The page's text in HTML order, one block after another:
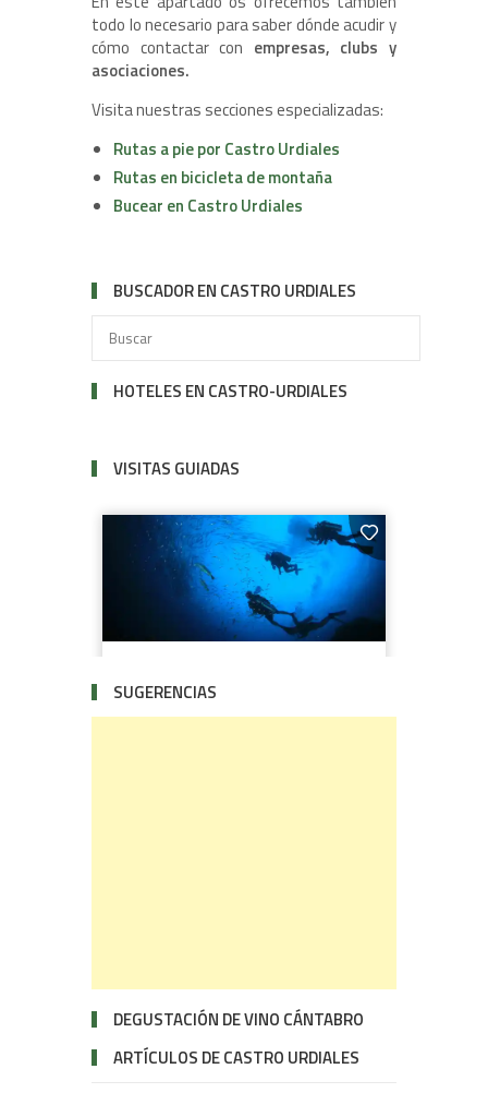
todo lo necesario para saber dónde acudir y
cómo contactar con empresas, clubs y
asociaciones.
Visita nuestras secciones especializadas:
Rutas a pie por Castro Urdiales
Rutas en bicicleta de montaña
Bucear en Castro Urdiales
BUSCADOR EN CASTRO URDIALES
HOTELES EN CASTRO-URDIALES
VISITAS GUIADAS
SUGERENCIAS
DEGUSTACIÓN DE VINO CÁNTABRO
ARTÍCULOS DE CASTRO URDIALES